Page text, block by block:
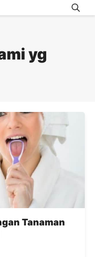
yg
Tanaman